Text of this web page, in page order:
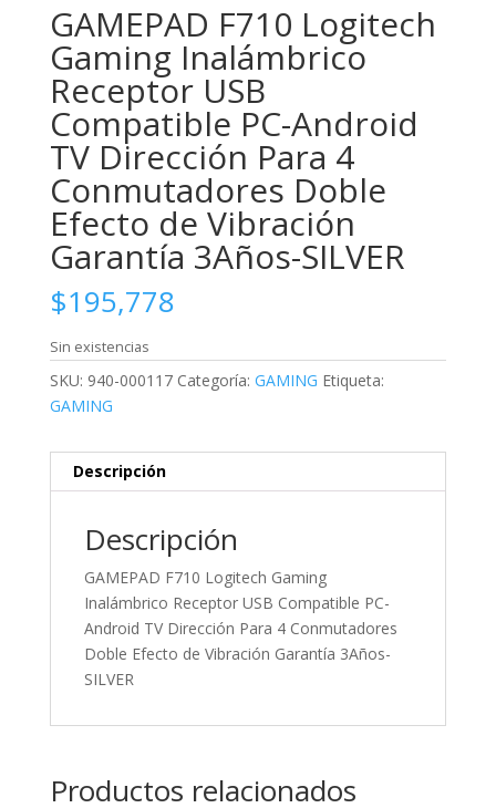
GAMEPAD F710 Logitech
Gaming Inalámbrico
Receptor USB
Compatible PC-Android
TV Dirección Para 4
Conmutadores Doble
Efecto de Vibración
Garantía 3Años-SILVER
$195,778
Sin existencias
SKU: 940-000117 Categoría: GAMING Etiqueta:
GAMING
Descripción
Descripción
GAMEPAD F710 Logitech Gaming
Inalámbrico Receptor USB Compatible PC-
Android TV Dirección Para 4 Conmutadores
Doble Efecto de Vibración Garantía 3Años-
SILVER
Productos relacionados